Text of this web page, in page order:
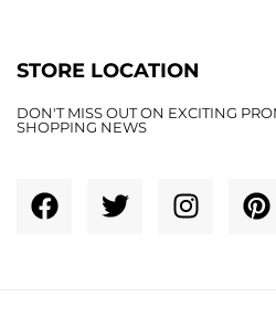
STORE LOCATION
DON'T MISS OUT ON EXCITING
SHOPPING NEWS